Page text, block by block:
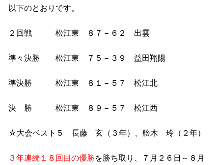
以下のとおりです。
２回戦 松江東 ８７－６２ 出雲
準々決勝 松江東 ７５－３９ 益田翔陽
準決勝 松江東 ８１－５７ 松江北
決 勝 松江東 ８９－５７ 松江西
☆大会ベスト５ 長藤 玄（３年）、舩木 玲（２年）
３年連続１８回目の優勝を勝ち取り、７月２６日～８月